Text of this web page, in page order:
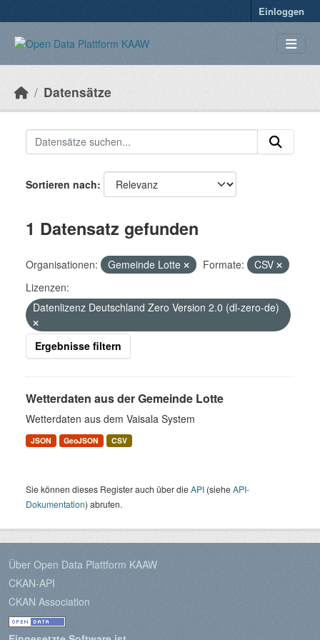
Einloggen
Datensätze
Sortieren nach
1 Datensatz gefunden
Organisationen: Gemeinde Lotte Formate:
CSV
Lizenzen:
Datenlizenz Deutschland Zero Version 2.0 (dl-zero-de)
Ergebnisse filtern
Wetterdaten aus der Gemeinde Lotte
Wetterdaten aus dem Vaisala System
JSON GeoJSON CSV
Sie können dieses Register auch über dieAPI (sieheAPI-
Dokumentation) abrufen.
Über Open Data Plattform KAAW
CKAN-API
CKAN Association